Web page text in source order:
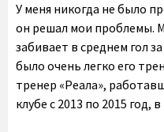
У меня никогда не было
он решал мои проблемы.
забивает в среднем гол
было очень легко его
тренер «Реала»,
клубе с 2013 по 2015